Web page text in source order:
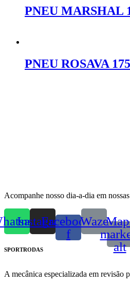
PNEU MARSHAL
PNEU ROSAVA
Acompanhe nosso dia-a-dia em
Instagram
Facebook-
f
Waze
alt
SPORTRODAS
A mecânica especializada em revisão